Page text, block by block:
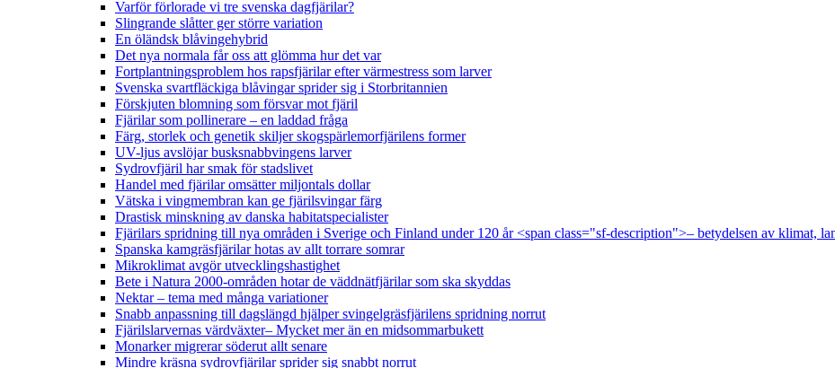
Varför förlorade vi tre svenska dagfjärilar?
Slingrande slåtter ger större variation
En öländsk blåvingehybrid
Det nya normala får oss att glömma hur det var
Fortplantningsproblem hos rapsfjärilar efter värmestress som larver
Svenska svartfläckiga blåvingar sprider sig i Storbritannien
Förskjuten blomning som försvar mot fjäril
Fjärilar som pollinerare – en laddad fråga
Färg, storlek och genetik skiljer skogspärlemorfjärilens former
UV-ljus avslöjar busksnabbvingens larver
Sydrovfjäril har smak för stadslivet
Handel med fjärilar omsätter miljontals dollar
Vätska i vingmembran kan ge fjärilsvingar färg
Drastisk minskning av danska habitatspecialister
Fjärilars spridning till nya områden i Sverige och Finland under 120 år <span class="sf-description">– betydelsen av klimat,
Spanska kamgräsfjärilar hotas av allt torrare somrar
Mikroklimat avgör utvecklingshastighet
Bete i Natura 2000-områden hotar de väddnätfjärilar som ska skyddas
Nektar – tema med många variationer
Snabb anpassning till dagslängd hjälper svingelgräsfjärilens spridning norrut
Fjärilslarvernas värdväxter– Mycket mer än en midsommarbukett
Monarker migrerar söderut allt senare
Mindre kräsna sydrovfjärilar sprider sig snabbt norrut